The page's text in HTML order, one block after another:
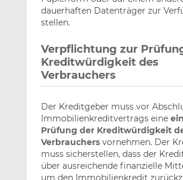
dauerhaften Datenträger zur
stellen.
Verpflichtung zur
Kreditwürdigkeit des
Verbrauchers
Der Kreditgeber muss vor
Immobilienkreditvertrags eine
Prüfung der Kreditwürdigkeit
Verbrauchersvornehmen. Der
muss sicherstellen, dass der
über ausreichende finanzielle
um den Immobilienkredit